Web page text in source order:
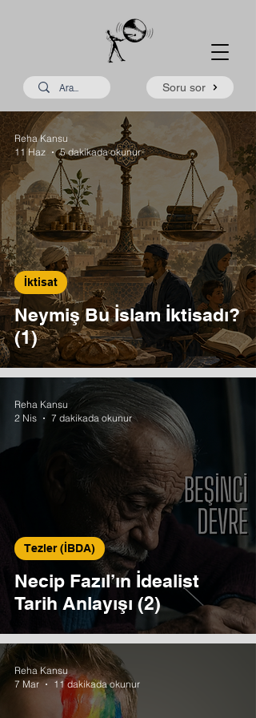
Soru sor
Neymiş Bu İslam İktisadı?
(1)
İktisat
Reha Kansu
11 Haz
5 dakikada okunur
Necip Fazıl’ın İdealist
Tarih Anlayışı (2)
Tezler (İBDA)
Reha Kansu
2 Nis
7 dakikada okunur
Reha Kansu
7 Mar
11 dakikada okunur